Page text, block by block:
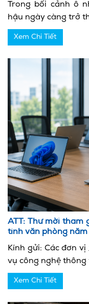
Trong bối cảnh ô
hậu ngày càng trở
Xem Chi Tiết
ATT: Thư mời tham
tính văn phòng
Kính gửi: Các đơn
vụ công nghệ thông
Xem Chi Tiết